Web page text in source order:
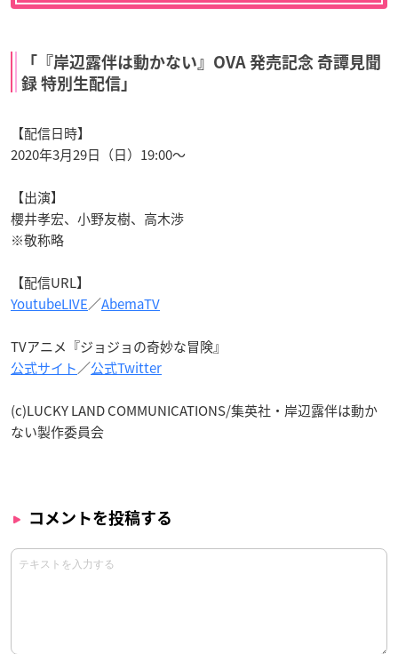
「『岸辺露伴は動かない』OVA 発売記念 奇譚見聞
録 特別生配信」
【配信日時】
2020年3月29日（日）19:00～
【出演】
櫻井孝宏、小野友樹、高木渉
※敬称略
【配信URL】
YoutubeLIVE／AbemaTV
TVアニメ『ジョジョの奇妙な冒険』
公式サイト／公式Twitter
(c)LUCKY LAND COMMUNICATIONS/集英社・岸辺露伴は動か
ない製作委員会
コメントを投稿する